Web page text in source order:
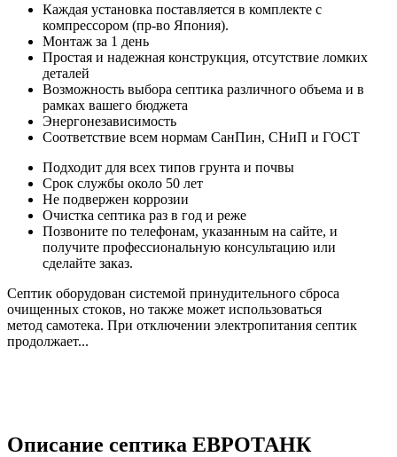
Каждая установка поставляется в комплекте с
компрессором (пр-во Япония).
Монтаж за 1 день
Простая и надежная конструкция, отсутствие ломких
деталей
Возможность выбора септика различного объема и в
рамках вашего бюджета
Энергонезависимость
Соответствие всем нормам СанПин, СНиП и ГОСТ
Подходит для всех типов грунта и почвы
Срок службы около 50 лет
Не подвержен коррозии
Очистка септика раз в год и реже
Позвоните по телефонам, указанным на сайте, и
получите профессиональную консультацию или
сделайте заказ.
Септик оборудован системой принудительного сброса
очищенных стоков, но также может использоваться
метод самотека. При отключении электропитания септик
продолжает...
Описание септика ЕВРОТАНК